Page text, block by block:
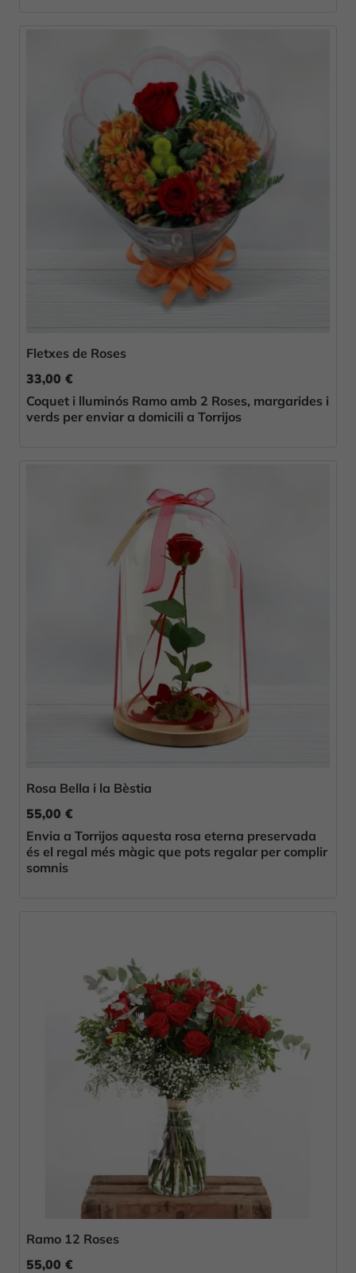
Fletxes de Roses
33,00 €
Coquet i lluminós Ramo amb 2 Roses, margarides i
verds per enviar a domicili a Torrijos
Rosa Bella i la Bèstia
55,00 €
Envia a Torrijos aquesta rosa eterna preservada
és el regal més màgic que pots regalar per complir
somnis
Ramo 12 Roses
55,00 €